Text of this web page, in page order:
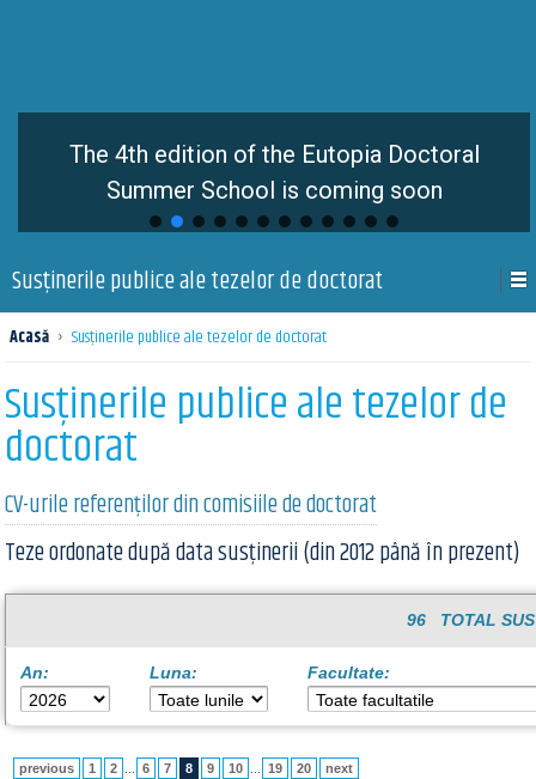
The 4th edition of the Eutopia Doctoral
Summer School is coming soon
Susţinerile publice ale tezelor de doctorat
Acasă › Susţinerile publice ale tezelor de doctorat
Susţinerile publice ale tezelor de
doctorat
CV-urile referenților din comisiile de doctorat
Teze ordonate după data susținerii (din 2012 până în prezent)
96 TOTAL
An: Luna: Facultate:
previous 1 2 6 7 8 9 10 19 20 next